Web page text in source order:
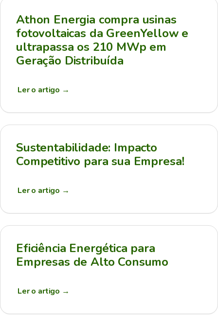
Athon Energia compra usinas
fotovoltaicas da GreenYellow e
ultrapassa os 210 MWp em
Geração Distribuída
Ler o artigo →
Sustentabilidade: Impacto
Competitivo para sua Empresa!
Ler o artigo →
Eficiência Energética para
Empresas de Alto Consumo
Ler o artigo →